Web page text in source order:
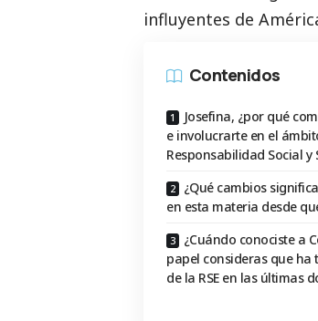
influyentes de
Contenidos
Josefina, ¿por qué
e involucrarte en el
Responsabilidad Social y
¿Qué cambios
en esta materia desde
¿Cuándo conociste a
papel consideras que ha
de la RSE en las últimas